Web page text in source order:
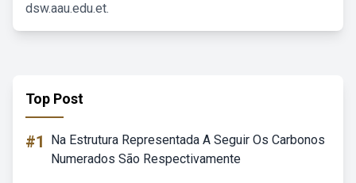
dsw.aau.edu.et.
Top Post
#1
Na Estrutura Representada A Seguir Os Carbonos
Numerados São Respectivamente